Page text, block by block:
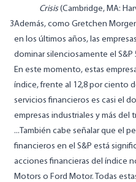
Crisis(Cambridge, MA:
3Además, como Gretchen
en los últimos años, las
dominar silenciosamente el S&P
En este momento, estas
índice, frente al 12,8 por ciento
servicios financieros es casi el
empresas industriales y más del
...También cabe señalar que el
financieros en el S&P está
acciones financieras del índice
Motors o Ford Motor. Todas